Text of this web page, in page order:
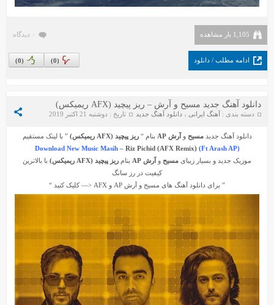
1,105 بار مشاهده ۰ دیدگاه
ادامه مطلب / دانلود (
0
) (
0
)
دانلود آهنگ جدید مسیح و آرش – ریز پیچید (AFX ریمیکس)
دسته بندی :آهنگ ایرانی ، دانلود آهنگ جدید تاریخ : دوشنبه 21 اکتبر 2019
دانلود آهنگ جدید مسیحو آرش AP بنام “ ریز پیچید (AFX ریمیکس)
” با لینک مستقیم
Download New Music Masih – Riz Pichid (AFX Remix)(Ft Arash AP)
موزیک جدید و بسیار زیبای مسیح و آرش AP بنام ریز پیچید (AFX ریمیکس)
با بالاترین
کیفیت در رز سانگ
” برای دانلود آهنگ های مسیح و آرش AP و AFX <— کلیک کنید “